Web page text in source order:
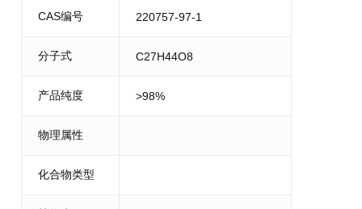
CAS编号 220757-97-1
分子式 C27H44O8
产品纯度 >98%
物理属性
化合物类型